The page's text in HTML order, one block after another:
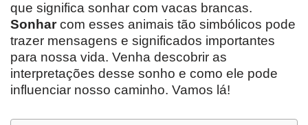
que significa sonhar com vacas brancas.
Sonharcom esses animais tão simbólicos pode
trazer mensagens e significados importantes
para nossa vida. Venha descobrir as
interpretações desse sonho e como ele pode
influenciar nosso caminho. Vamos lá!